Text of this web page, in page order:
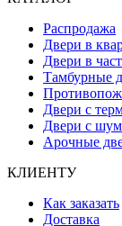
Распродажа
Двери в
Двери в
Тамбурные
Двери с
Двери с
Арочные
КЛИЕНТУ
Как заказать
Доставка